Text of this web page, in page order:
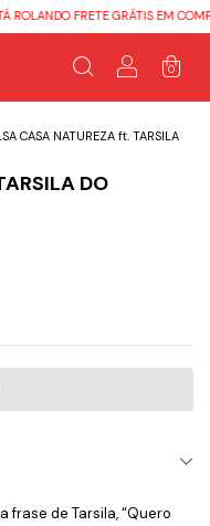
FRETE GRÁTIS EM COMPRAS
0
CASA NATUREZA ft. TARSILA
DO
frase de Tarsila, “Quero